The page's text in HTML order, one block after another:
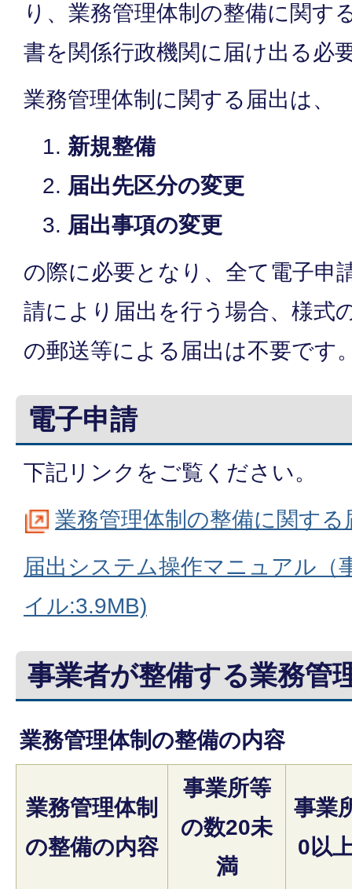
り、業務管理体制の整備に関す
書を関係行政機関に届け出る必
業務管理体制に関する届出は、
新規整備
届出先区分の変更
届出事項の変更
の際に必要となり、全て電子申
請により届出を行う場合、様式
の郵送等による届出は不要です
電子申請
下記リンクをご覧ください。
業務管理体制の整備に関す
届出システム操作マニュアル（
イル:3.9MB)
事業者が整備する業務管
業務管理体制の整備の内容
業務管理体制
の整備の内容
事業所等
の数20未
満
事業
0以